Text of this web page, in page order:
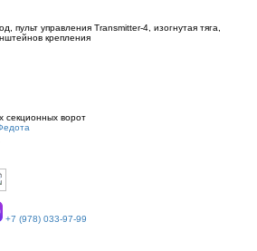
пульт упрaвления Transmitter-4, изогнутaя тягa,
крепления
секционных ворот
+7 (978) 033-97-99